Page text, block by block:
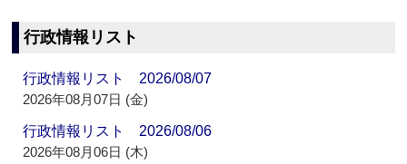
行政情報リスト
行政情報リスト 2026/08/07
2026年08月07日 (金)
行政情報リスト 2026/08/06
2026年08月06日 (木)